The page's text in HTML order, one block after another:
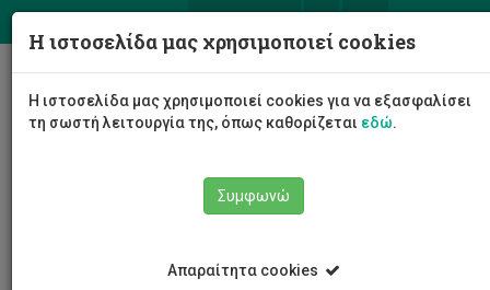
Η ιστοσελίδα μας χρησιμοποιεί cookies
Η ιστοσελίδα μας χρησιμοποιεί cookies για να εξασφαλίσει
τη σωστή λειτουργία της, όπως καθορίζεται εδώ.
Συμφωνώ
Απαραίτητα cookies